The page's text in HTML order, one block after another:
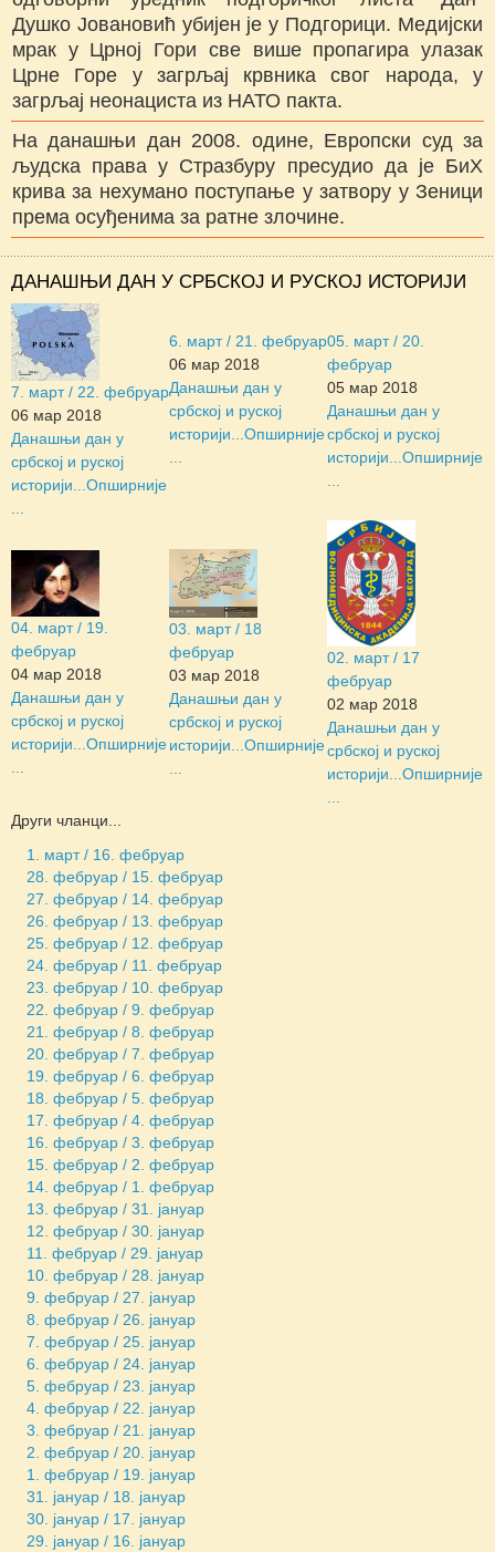
Душко Јовановић убијен је у Подгорици. Медијски
мрак у Црној Гори све више пропагира улазак
Црне Горе у загрљај крвника свог народа, у
загрљај неонациста из НАТО пакта.
На данашњи дан 2008. одине, Европски суд за
људска права у Стразбуру пресудио да је БиХ
крива за нехумано поступање у затвору у Зеници
према осуђенима за ратне злочине.
ДАНАШЊИ ДАН У СРБСКОЈ И РУСКОЈ ИСТОРИЈИ
7. март / 22. фебруар
06 мар 2018
Данашњи дан у
србској и руској
историји... Опширније
6. март / 21. фебруар
06 мар 2018
Данашњи дан у
србској и руској
историји... Опширније
05. март / 20.
фебруар
05 мар 2018
Данашњи дан у
србској и руској
историји... Опширније
04. март / 19.
фебруар
04 мар 2018
Данашњи дан у
србској и руској
историји... Опширније
03. март / 18
фебруар
03 мар 2018
Данашњи дан у
србској и руској
историји... Опширније
02. март / 17
фебруар
02 мар 2018
Данашњи дан у
србској и руској
историји... Опширније
Други чланци...
1. март / 16. фебруар
28. фебруар / 15. фебруар
27. фебруар / 14. фебруар
26. фебруар / 13. фебруар
25. фебруар / 12. фебруар
24. фебруар / 11. фебруар
23. фебруар / 10. фебруар
22. фебруар / 9. фебруар
21. фебруар / 8. фебруар
20. фебруар / 7. фебруар
19. фебруар / 6. фебруар
18. фебруар / 5. фебруар
17. фебруар / 4. фебруар
16. фебруар / 3. фебруар
15. фебруар / 2. фебруар
14. фебруар / 1. фебруар
13. фебруар / 31. јануар
12. фебруар / 30. јануар
11. фебруар / 29. јануар
10. фебруар / 28. јануар
9. фебруар / 27. јануар
8. фебруар / 26. јануар
7. фебруар / 25. јануар
6. фебруар / 24. јануар
5. фебруар / 23. јануар
4. фебруар / 22. јануар
3. фебруар / 21. јануар
2. фебруар / 20. јануар
1. фебруар / 19. јануар
31. јануар / 18. јануар
30. јануар / 17. јануар
29. јануар / 16. јануар